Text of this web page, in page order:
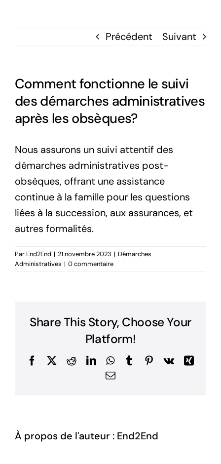
Précédent Suivant
Comment fonctionne le suivi
des démarches administratives
après les obsèques?
Nous assurons un suivi attentif des
démarches administratives post-
obsèques, offrant une assistance
continue à la famille pour les questions
liées à la succession, aux assurances, et
autres formalités.
Par End2End | 21 novembre 2023 | Démarches
Administratives | 0 commentaire
Share This Story, Choose Your
Platform!
FacebookRedditLinkedInWhatsApp
TumblrPinterest
Vk
Xing
Email
À propos de l'auteur : End2End